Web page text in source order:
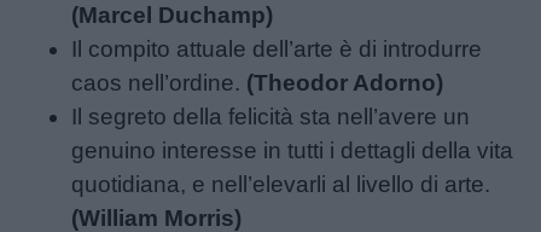
(Marcel Duchamp)
Il compito attuale dell’arte è di introdurre
caos nell’ordine. (Theodor Adorno)
Il segreto della felicità sta nell’avere un
genuino interesse in tutti i dettagli della vita
quotidiana, e nell’elevarli al livello di arte.
(William Morris)